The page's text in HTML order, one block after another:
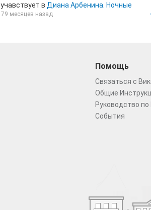
учавствует в Диана Арбенина. Ночные
79 месяцев назад
Помощь
Связаться с
Общие
Руководство по
События